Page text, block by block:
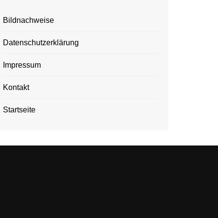
Bildnachweise
Datenschutzerklärung
Impressum
Kontakt
Startseite